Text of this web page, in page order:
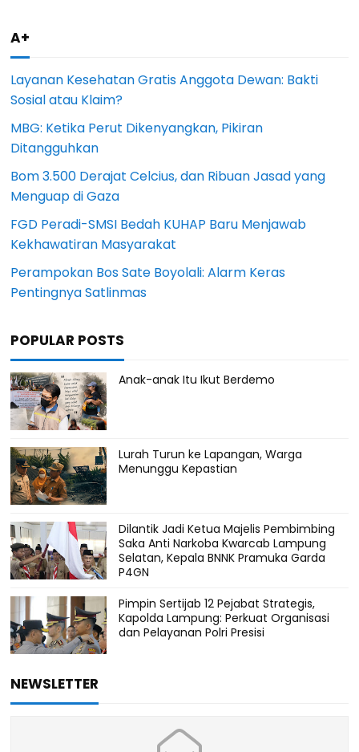
A+
Layanan Kesehatan Gratis Anggota Dewan: Bakti
Sosial atau Klaim?
MBG: Ketika Perut Dikenyangkan, Pikiran
Ditangguhkan
Bom 3.500 Derajat Celcius, dan Ribuan Jasad yang
Menguap di Gaza
FGD Peradi-SMSI Bedah KUHAP Baru Menjawab
Kekhawatiran Masyarakat
Perampokan Bos Sate Boyolali: Alarm Keras
Pentingnya Satlinmas
POPULAR POSTS
Anak-anak Itu Ikut Berdemo
Lurah Turun ke Lapangan, Warga
Menunggu Kepastian
Dilantik Jadi Ketua Majelis Pembimbing
Saka Anti Narkoba Kwarcab Lampung
Selatan, Kepala BNNK Pramuka Garda
P4GN
Pimpin Sertijab 12 Pejabat Strategis,
Kapolda Lampung: Perkuat Organisasi
dan Pelayanan Polri Presisi
NEWSLETTER